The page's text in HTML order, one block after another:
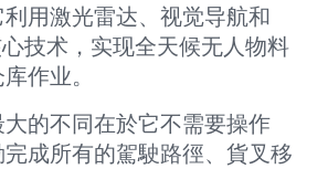
用激光雷达、视觉导航和
技术，实现全天候无人物料
作业。
的不同在於它不需要操作
成所有的駕駛路徑、貨叉移